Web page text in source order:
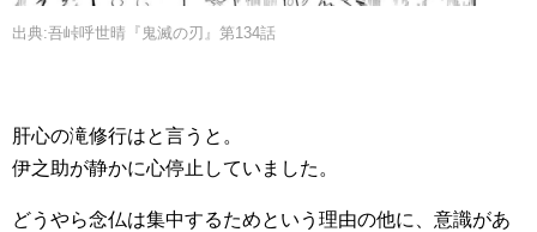
出典:吾峠呼世晴『鬼滅の刃』第134話
肝心の滝修行はと言うと。
伊之助が静かに心停止していました。
どうやら念仏は集中するためという理由の他に、意識があ